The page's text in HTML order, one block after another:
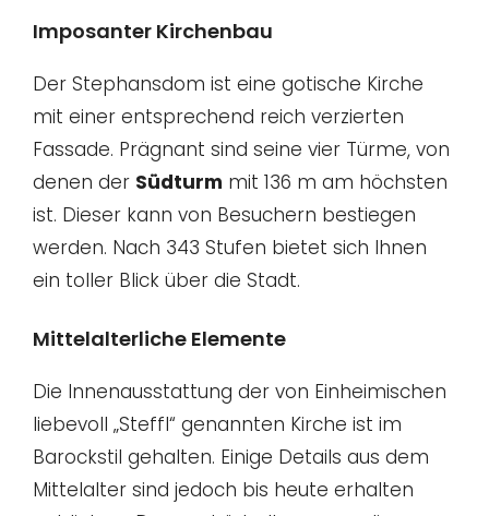
Imposanter Kirchenbau
Der Stephansdom ist eine gotische Kirche
mit einer entsprechend reich verzierten
Fassade. Prägnant sind seine vier Türme, von
denen der Südturm mit 136 m am höchsten
ist. Dieser kann von Besuchern bestiegen
werden. Nach 343 Stufen bietet sich Ihnen
ein toller Blick über die Stadt.
Mittelalterliche Elemente
Die Innenausstattung der von Einheimischen
liebevoll „Steffl“ genannten Kirche ist im
Barockstil gehalten. Einige Details aus dem
Mittelalter sind jedoch bis heute erhalten